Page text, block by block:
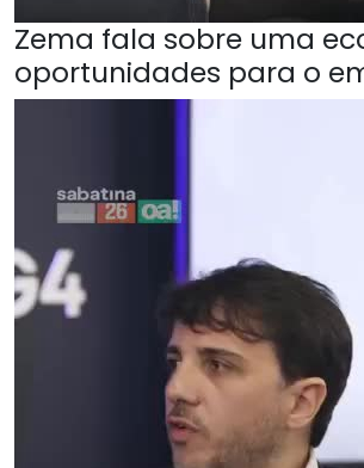
Zema fala sobre uma
oportunidades para o